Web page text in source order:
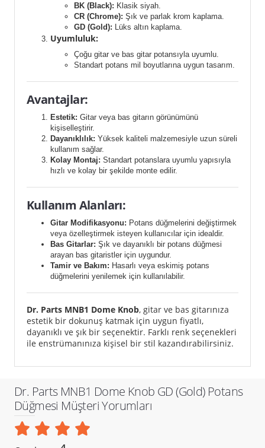
BK (Black): Klasik siyah.
CR (Chrome): Şık ve parlak krom kaplama.
GD (Gold): Lüks altın kaplama.
Uyumluluk:
Çoğu gitar ve bas gitar potansıyla uyumlu.
Standart potans mil boyutlarına uygun tasarım.
Avantajlar:
Estetik: Gitar veya bas gitarın görünümünü
kişiselleştirir.
Dayanıklılık: Yüksek kaliteli malzemesiyle uzun süreli
kullanım sağlar.
Kolay Montaj: Standart potanslara uyumlu yapısıyla
hızlı ve kolay bir şekilde monte edilir.
Kullanım Alanları:
Gitar Modifikasyonu: Potans düğmelerini değiştirmek
veya özelleştirmek isteyen kullanıcılar için idealdir.
Bas Gitarlar: Şık ve dayanıklı bir potans düğmesi
arayan bas gitaristler için uygundur.
Tamir ve Bakım: Hasarlı veya eskimiş potans
düğmelerini yenilemek için kullanılabilir.
Dr. Parts MNB1 Dome Knob, gitar ve bas gitarınıza
estetik bir dokunuş katmak için uygun fiyatlı,
dayanıklı ve şık bir seçenektir. Farklı renk seçenekleri
ile enstrümanınıza kişisel bir stil kazandırabilirsiniz.
Dr. Parts MNB1 Dome Knob GD (Gold) Potans
Düğmesi Müşteri Yorumları